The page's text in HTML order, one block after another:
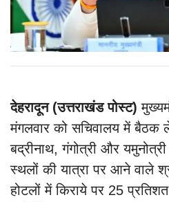
देहरादून (उत्तराखंड पोस्ट)
मंगलवार को सचिवालय में बैठक
बद्रीनाथ, गंगोत्री और
स्थलों की यात्रा पर आने वाले
होटलों में किराये पर 25